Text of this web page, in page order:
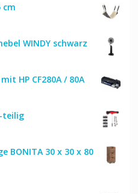
cm
WINDY schwarz
HP CF280A / 80A
teilig
BONITA 30 x 30 x 80